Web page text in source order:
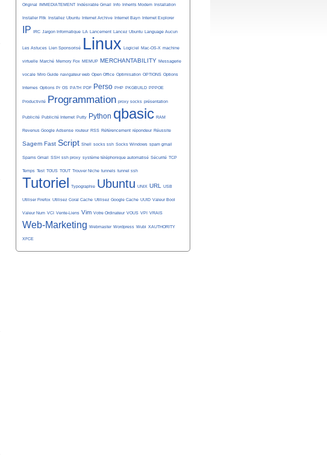
Original IMMEDIATEMENT Indésirable Gmail Info Inherits Modem Installation
Installer Fltk Installez Ubuntu Internet Archive Internet Bayn Internet Explorer
IP IRC Jargon Informatique LA Lancement Lancez Ubuntu Language Aucun
Les Astuces Lien Sponsorisé Linux Logiciel Mac-OS-X machine
virtuelle Marché Memory Fox MEMUP MERCHANTABILITY Messagerie
vocale Miro Guide navigateur web Open Office Optimisation OPTIONS Options
Internes Options Pr OS PATH PDF Perso PHP PKGBUILD PPPOE
Productivité Programmation proxy socks présentation
Publicité Publicité Internet Putty Python qbasic RAM
Revenus Google Adsense routeur RSS Référencement répondeur Réussite
Sagem Fast Script Shell socks ssh Socks Windows spam gmail
Spams Gmail SSH ssh proxy système téléphonique automatisé Sécurité TCP
Temps Test TOUS TOUT Trouver Niche tunnels tunnel ssh
Tutoriel Typographie Ubuntu UNIX URL USB
Utiliser Firefox Utilisez Coral Cache Utilisez Google Cache UUID Valeur Bool
Valeur Num VCI Vente-Liens Vim Votre Ordinateur VOUS VPI VRAIS
Web-Marketing Webmaster Wordpress Wubi XAUTHORITY
XFCE